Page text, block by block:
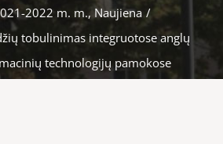
2022 m. m., Naujiena /
tobulinimas integruotose anglų
technologijų pamokose